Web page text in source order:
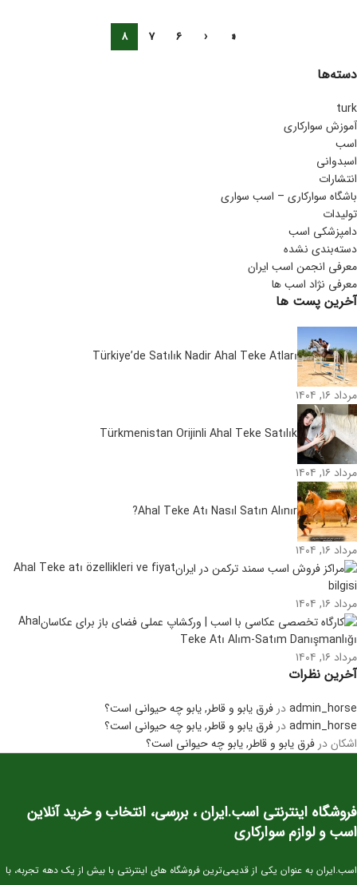
«
‹ ۶ ۷ ۸
دسته‌ها
turk
آموزش سوارکاری
اسب
اسبدوانی
انتشارات
باشگاه سوارکاری – اسب سواری
تولیدات
دامپزشکی اسب
دسته‌بندی نشده
معرفی انجمن اسب ایران
معرفی نژاد اسب ها
آخرین پست ها
Türkiye’de Satılık Nadir Ahal Teke Atları
مرداد ۱۶, ۱۴۰۴
Türkmenistan Orijinli Ahal Teke Satılık
مرداد ۱۶, ۱۴۰۴
Ahal Teke Atı Nasıl Satın Alınır?
مرداد ۱۶, ۱۴۰۴
Ahal Teke atı özellikleri ve fiyat
bilgisi
مرداد ۱۶, ۱۴۰۴
Ahal
Teke Atı Alım-Satım Danışmanlığı
مرداد ۱۶, ۱۴۰۴
آخرین نظرات
admin_horseدر فرق یابو و قاطر, یابو چه حیوانی است؟
admin_horseدر فرق یابو و قاطر, یابو چه حیوانی است؟
اشکاندر فرق یابو و قاطر, یابو چه حیوانی است؟
فروشگاه اینترنتی اسب.ایران ، بررسی، انتخاب و خرید آنلاین
اسب و لوازم سوارکاری
اسب.ایران به عنوان یکی از قدیمی‌ترین فروشگاه های اینترنتی با بیش از یک دهه تجربه، با